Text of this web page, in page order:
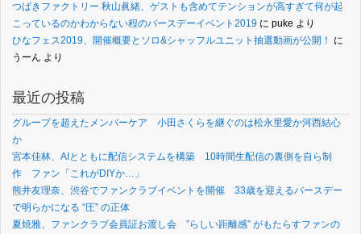
つばきファクトリー 秋山眞緒、ゲストも含めてテンションが高すぎて何が起
こっているのかわからない程のバースデーイベント2019 に puke より
ひなフェス2019、開催概要とソロ&シャッフルユニット抽選動画が公開！
に
うーん より
最近の投稿
グループを超えたメンバーケア 小田さくらを継ぐのは松永里愛か河西結心
か
宮本佳林、AIとともに配信システムを構築 10時間生配信の裏側を自ら制
作 ファン「これがDIYか…」
熊井友理奈、渋谷でファンクラブイベントを開催 33歳を迎えるバースデー
で明らかになる “圧” の正体
夏焼雅、ファンクラブ会員証お渡し会 ”らしい距離感” がもたらすファンの